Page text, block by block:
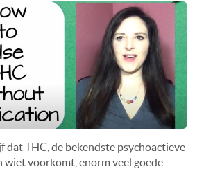
dat THC, de bekendste psychoactieve
wiet voorkomt, enorm veel goede